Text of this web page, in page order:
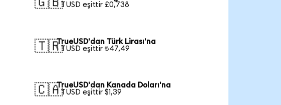
1 TUSD eşittir £0,738
🇹🇷TrueUSD'dan Türk Lirası'na
1 TUSD eşittir ₺47,49
🇨🇦TrueUSD'dan Kanada Doları'na
1 TUSD eşittir $1,39